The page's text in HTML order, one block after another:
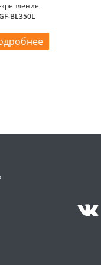
крепление
BL350L